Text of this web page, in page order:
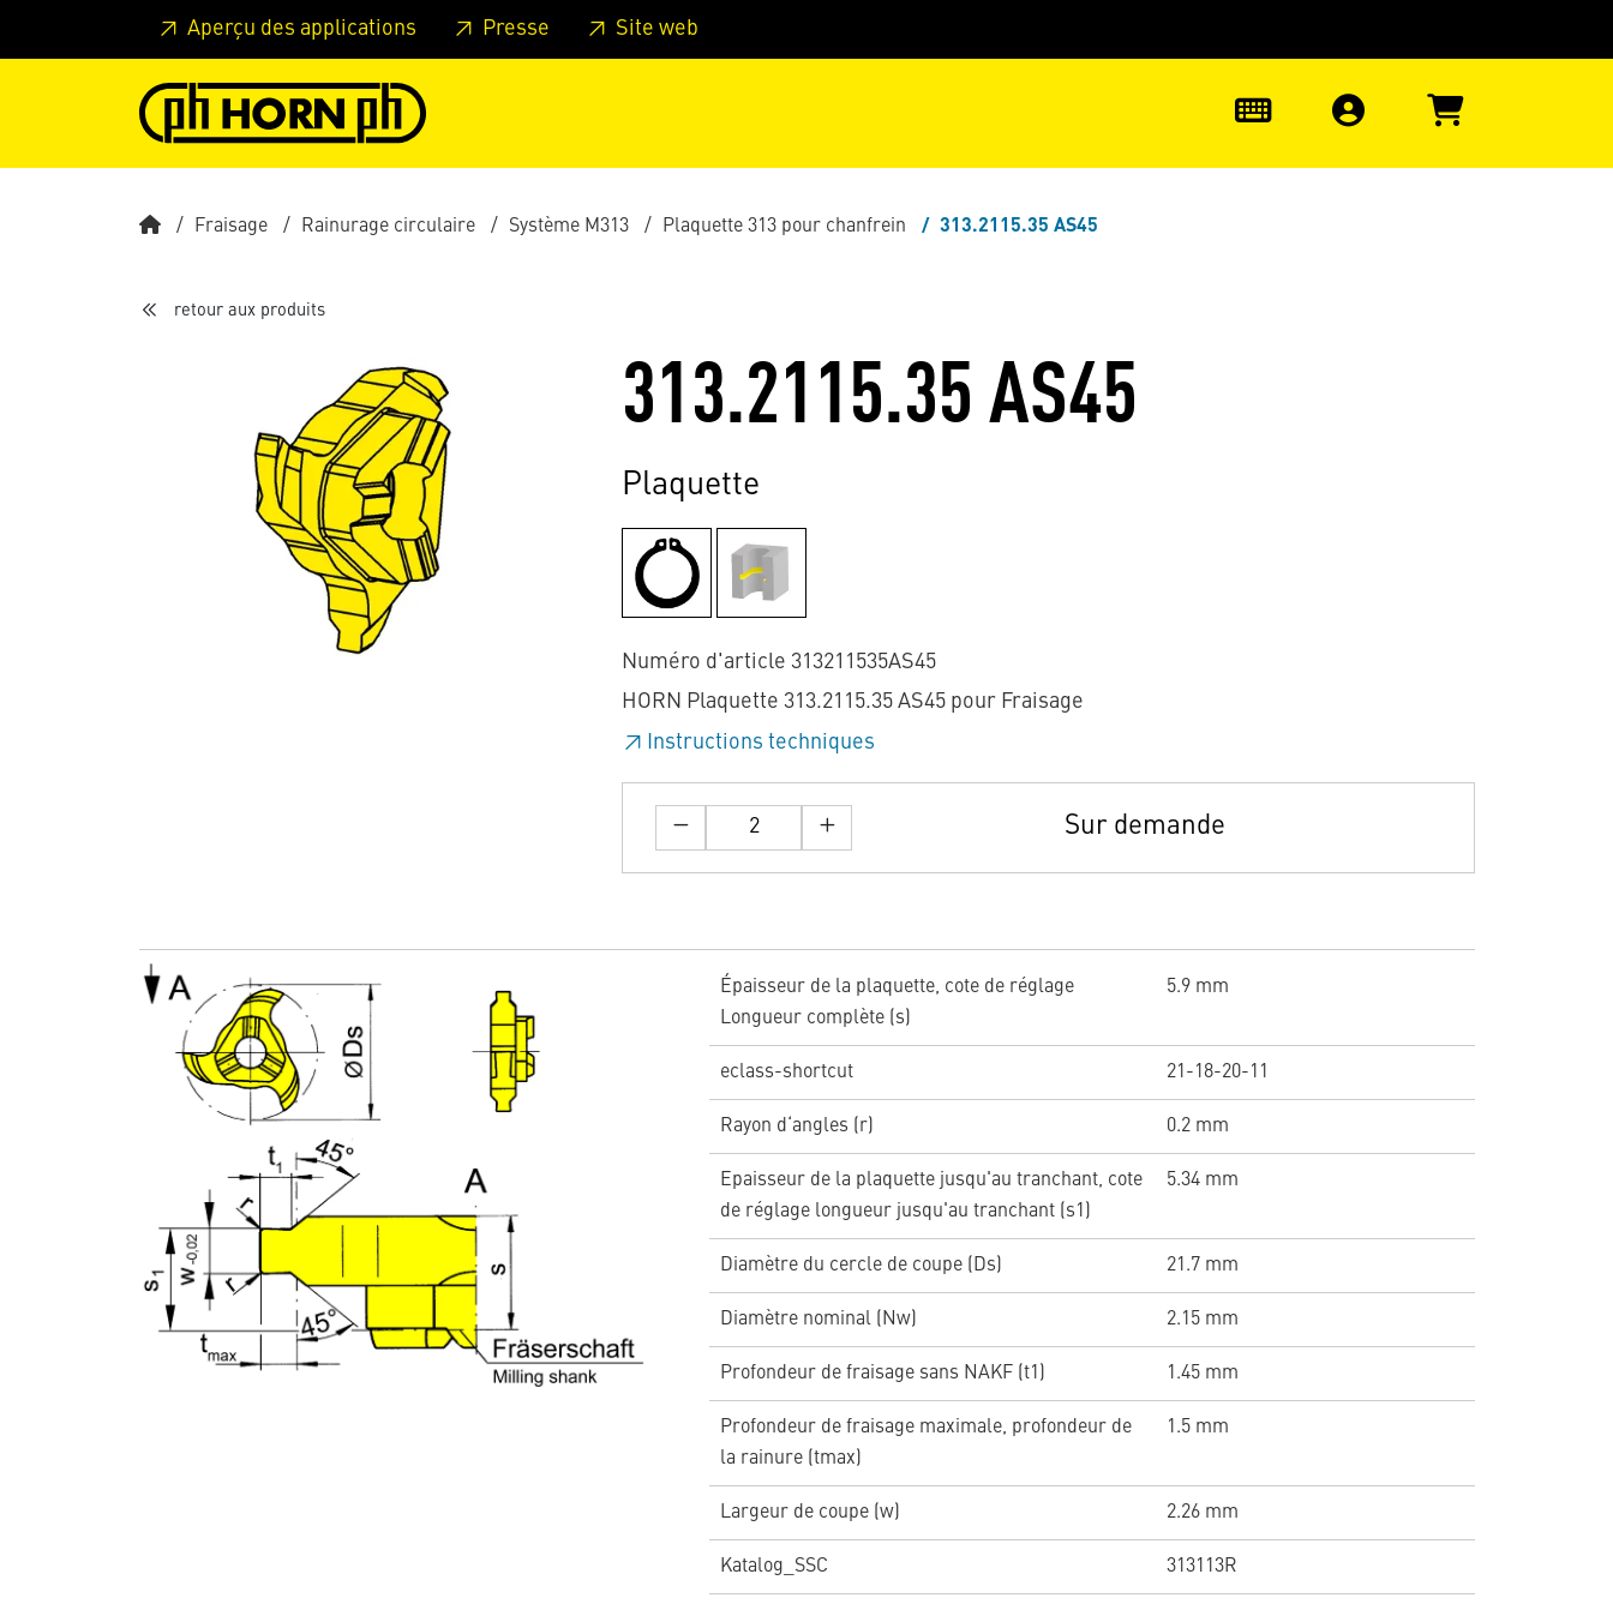
Skip to main content Passer à l'en-tête de la page Passer au pied de page
Aperçu des applications Presse Site web
Fraisage Rainurage circulaire Système M313 Plaquette 313 pour chanfrein 313.2115.35 AS45
retour aux produits
313.2115.35 AS45
Plaquette
Numéro d'article 313211535AS45
HORN Plaquette 313.2115.35 AS45 pour Fraisage
Instructions techniques
Sur demande
Épaisseur de la plaquette, cote de réglage
Longueur complète (s)
5.9 mm
eclass-shortcut 21-18-20-11
Rayon d‘angles (r) 0.2 mm
Epaisseur de la plaquette jusqu'au tranchant, cote
de réglage longueur jusqu'au tranchant (s1)
5.34 mm
Diamètre du cercle de coupe (Ds) 21.7 mm
Diamètre nominal (Nw) 2.15 mm
Profondeur de fraisage sans NAKF (t1) 1.45 mm
Profondeur de fraisage maximale, profondeur de
la rainure (tmax)
1.5 mm
Largeur de coupe (w) 2.26 mm
Katalog_SSC 313113R